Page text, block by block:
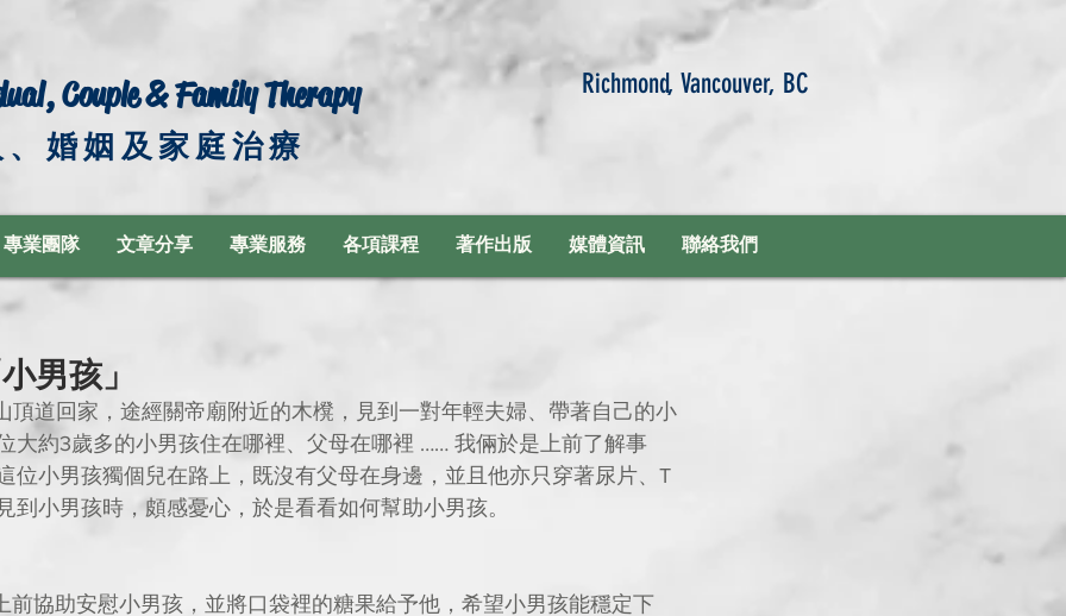
Couple & Family Therapy
婚姻及家庭治療
Richmond, Vancouver, BC
專業團隊 文章分享 專業服務 各項課程 著作出版 媒體資訊 聯絡我們
男孩」
大約3歲多的小男孩住在哪裡、父母在哪裡 …… 我倆於是上前了解事
位小男孩獨個兒在路上，既沒有父母在身邊，並且他亦只穿著尿片、T
到小男孩時，頗感憂心，於是看看如何幫助小男孩。